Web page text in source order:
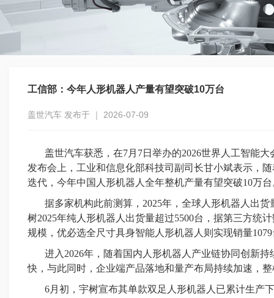
工信部：今年人形机器人产量有望突破10万台
盖世汽车 发布于 ｜ 2026-07-09
盖世汽车获悉，在7月7日举办的2026世界人工智能
发布会上，工业和信息化部科技司副司长甘小斌表示，
迭代，今年中国人形机器人全年整机产量有望突破10万
据多家机构此前测算，2025年，全球人形机器人出
树2025年纯人形机器人出货量超过5500台，据第三方统
规模，优必选全尺寸具身智能人形机器人则实现销量
进入2026年，随着国内人形机器人产业链协同创新
快，与此同时，企业端产品落地和量产布局持续加速，整
6月初，宇树宣布其单款双足人形机器人已累计生产